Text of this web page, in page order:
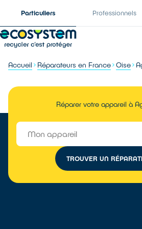
Particuliers Professionnels
Accueil Réparateurs en France Oise
Réparer votre appareil à
TROUVER UN